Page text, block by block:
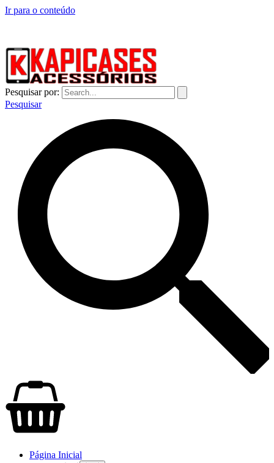
Ir para o conteúdo
Pesquisar por:
Pesquisar
Página Inicial